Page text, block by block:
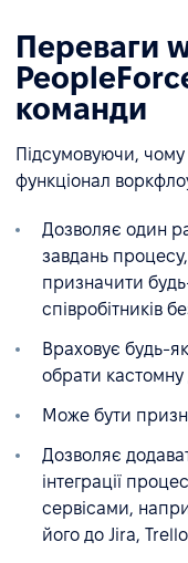
Переваги
команди
Підсумовуючи, чому
функціонал
Дозволяє один
завдань
призначити
співробітників
Враховує будь-
обрати кастомну
Може бути
Дозволяє
інтеграції
сервісами,
його до Jira,